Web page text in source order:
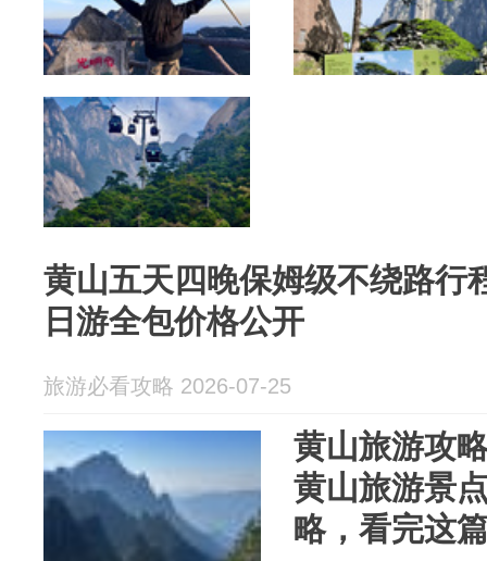
黄山五天四晚保姆级不绕路行
日游全包价格公开
旅游必看攻略 2026-07-25
黄山旅游攻
黄山旅游景
略，看完这